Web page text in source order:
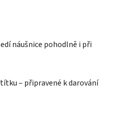
náušnice pohodlně i při
– připravené k darování